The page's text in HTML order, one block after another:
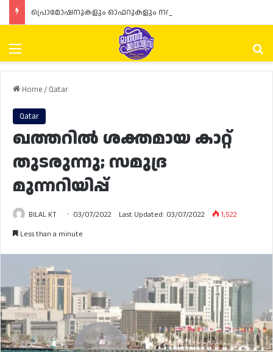
Menu
Home/ Qatar
Qatar
ഖത്തറിൽ ശക്തമായ കാറ്റ്
തുടരുന്നു; സമുദ്ര
മുന്നറിയിപ്പ്
BILAL KT 03/07/2022 Last Updated: 03/07/2022
1,522
Less than a minute